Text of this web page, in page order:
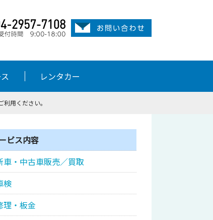
レンタカー
用ください。
ビス内容
車・中古車販売／買取
検
理・板金